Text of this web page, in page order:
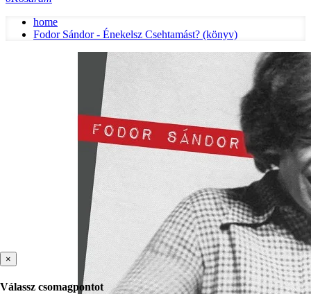
home
Fodor Sándor - Énekelsz Csehtamást? (könyv)
×
Válassz csomagpontot